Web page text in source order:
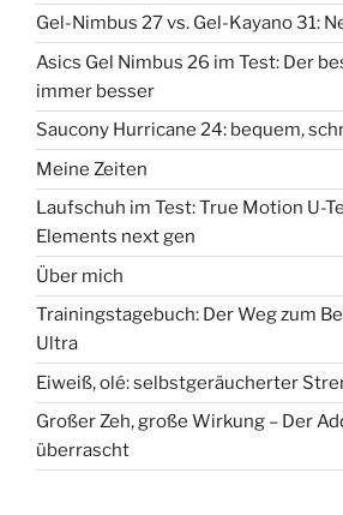
Gel-Nimbus 27 vs. Gel-Kayano 31:
Asics Gel Nimbus 26 im Test: Der
immer besser
Saucony Hurricane 24: bequem,
Meine Zeiten
Laufschuh im Test: True Motion U-
Elements next gen
Über mich
Trainingstagebuch: Der Weg zum
Ultra
Eiweiß, olé: selbstgeräucherter
Großer Zeh, große Wirkung – Der
überrascht